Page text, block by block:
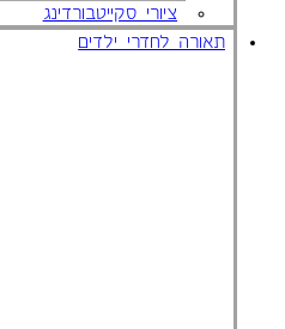
ציורי סקייטבורדינג
תאורה לחדרי ילדים